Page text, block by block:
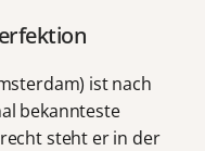
ist nach
bekannteste
steht er in der